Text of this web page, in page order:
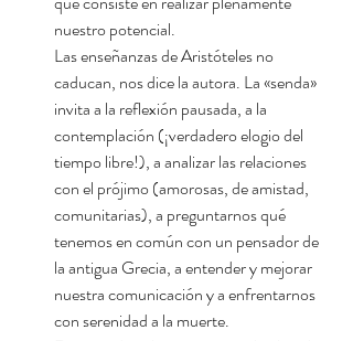
nuestro potencial.
Las enseñanzas de Aristóteles no
caducan, nos dice la autora. La «senda»
invita a la reflexión pausada, a la
contemplación (¡verdadero elogio del
tiempo libre!), a analizar las relaciones
con el prójimo (amorosas, de amistad,
comunitarias), a preguntarnos qué
tenemos en común con un pensador de
la antigua Grecia, a entender y mejorar
nuestra comunicación y a enfrentarnos
con serenidad a la muerte.